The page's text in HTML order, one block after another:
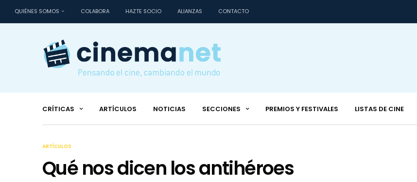
QUIÉNES SOMOS COLABORA HAZTE SOCIO ALIANZAS CONTACTO
CRÍTICAS ARTÍCULOS NOTICIAS SECCIONES PREMIOS Y FESTIVALES LISTAS DE CINE
ARTÍCULOS
Qué nos dicen los antihéroes